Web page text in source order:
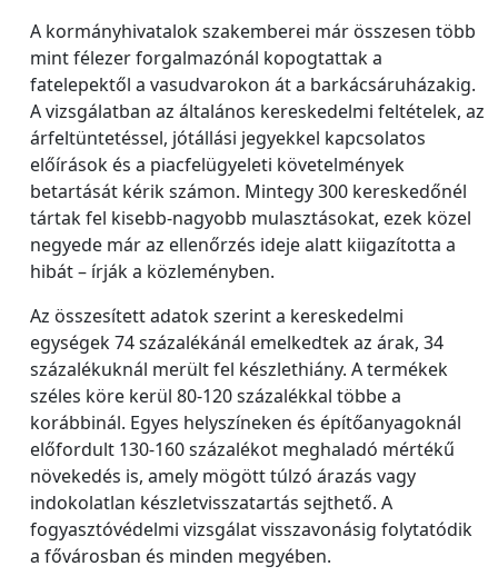
A kormányhivatalok szakemberei már összesen több
mint félezer forgalmazónál kopogtattak a
fatelepektől a vasudvarokon át a barkácsáruházakig.
A vizsgálatban az általános kereskedelmi feltételek, az
árfeltüntetéssel, jótállási jegyekkel kapcsolatos
előírások és a piacfelügyeleti követelmények
betartását kérik számon. Mintegy 300 kereskedőnél
tártak fel kisebb-nagyobb mulasztásokat, ezek közel
negyede már az ellenőrzés ideje alatt kiigazította a
hibát – írják a közleményben.
Az összesített adatok szerint a kereskedelmi
egységek 74 százalékánál emelkedtek az árak, 34
százalékuknál merült fel készlethiány. A termékek
széles köre kerül 80-120 százalékkal többe a
korábbinál. Egyes helyszíneken és építőanyagoknál
előfordult 130-160 százalékot meghaladó mértékű
növekedés is, amely mögött túlzó árazás vagy
indokolatlan készletvisszatartás sejthető. A
fogyasztóvédelmi vizsgálat visszavonásig folytatódik
a fővárosban és minden megyében.